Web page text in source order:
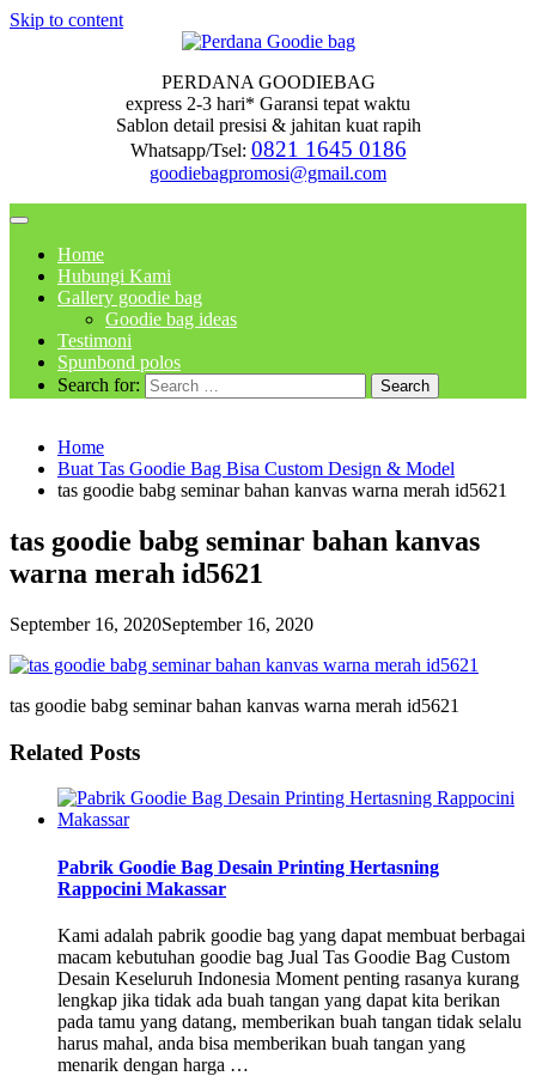
Skip to content
PERDANA GOODIEBAG
express 2-3 hari* Garansi tepat waktu
Sablon detail presisi & jahitan kuat rapih
Whatsapp/Tsel: 0821 1645 0186
goodiebagpromosi@gmail.com
Home
Hubungi Kami
Gallery goodie bag
Goodie bag ideas
Testimoni
Spunbond polos
Search for:
Home
Buat Tas Goodie Bag Bisa Custom Design & Model
tas goodie babg seminar bahan kanvas warna merah id5621
tas goodie babg seminar bahan kanvas
warna merah id5621
September 16, 2020September 16, 2020
tas goodie babg seminar bahan kanvas warna merah id5621
Related Posts
Pabrik Goodie Bag Desain Printing Hertasning
Rappocini Makassar
Kami adalah pabrik goodie bag yang dapat membuat berbagai
macam kebutuhan goodie bag Jual Tas Goodie Bag Custom
Desain Keseluruh Indonesia Moment penting rasanya kurang
lengkap jika tidak ada buah tangan yang dapat kita berikan
pada tamu yang datang, memberikan buah tangan tidak selalu
harus mahal, anda bisa memberikan buah tangan yang
menarik dengan harga …